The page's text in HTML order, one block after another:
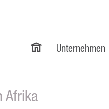
Unternehmen
Afrika